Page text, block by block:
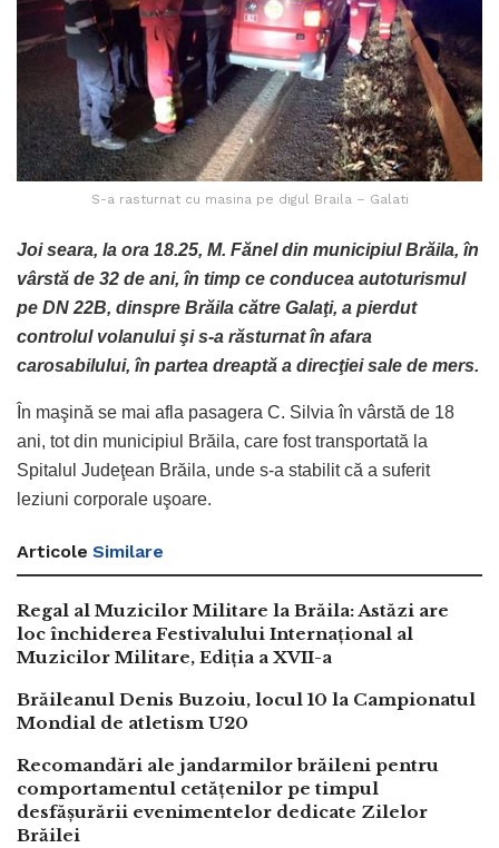
S-a rasturnat cu masina pe digul Braila – Galati
Joi seara, la ora 18.25, M. Fănel din municipiul Brăila, în
vârstă de 32 de ani, în timp ce conducea autoturismul
pe DN 22B, dinspre Brăila către Galaţi, a pierdut
controlul volanului şi s-a răsturnat în afara
carosabilului, în partea dreaptă a direcţiei sale de mers.
În maşină se mai afla pasagera C. Silvia în vârstă de 18
ani, tot din municipiul Brăila, care fost transportată la
Spitalul Judeţean Brăila, unde s-a stabilit că a suferit
leziuni corporale uşoare.
Articole Similare
Regal al Muzicilor Militare la Brăila: Astăzi are
loc închiderea Festivalului Internațional al
Muzicilor Militare, Ediția a XVII-a
Brăileanul Denis Buzoiu, locul 10 la Campionatul
Mondial de atletism U20
Recomandări ale jandarmilor brăileni pentru
comportamentul cetățenilor pe timpul
desfășurării evenimentelor dedicate Zilelor
Brăilei